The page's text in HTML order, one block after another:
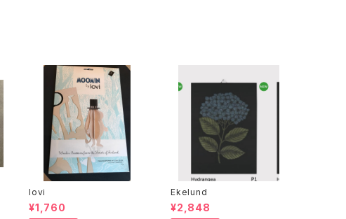
Iovi
¥1,760
Ekelund
¥2,848